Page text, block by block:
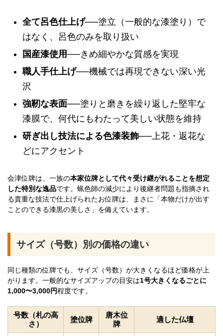
全て呂色仕上げ──塗立（一般的な漆塗り）で
はなく、呂色のみを取り扱い
国産漆使用──きめ細やかな質感を実現
職人手仕上げ──機械では再現できない深い光
沢
強靭な表面──塗りと磨きを繰り返した堅牢な
漆膜で、何代にもわたって美しい状態を維持
研ぎ出し技法による色漆装飾──上花・返花な
どにアクセント
会津位牌は、一族の本家位牌として代々受け継がれることを想定
した特別な逸品です。蝋色師の減少により後継者問題も指摘され
る貴重な技法で仕上げられたお位牌は、まさに「本物だけが出す
ことのできる漆黒の美しさ」を備えています。
サイズ（号数）別の価格の違い
同じ種類の位牌でも、サイズ（号数）が大きくなるほど価格が上
がります。一般的なサイズアップの目安は1号大きくなるごとに
1,000〜3,000円程度です。
号数（札の高
さ）
塗位牌
唐木位
牌
適した仏壇